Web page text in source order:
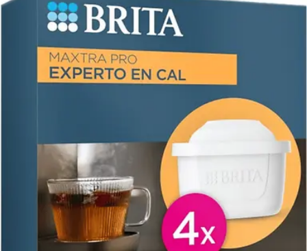
Pintor Experto
TutorialesTécnicas de Pintura Herramientas de Pintura
Seleccionar pintura
Pintor Experto